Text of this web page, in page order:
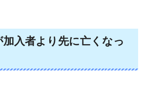
入者より先に亡くなっ